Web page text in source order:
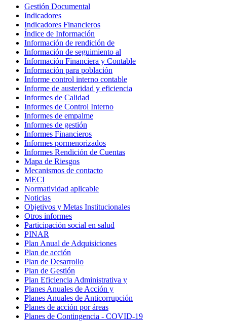
Gestión Documental
Indicadores
Indicadores Financieros
Índice de Información
Información de rendición de
Información de seguimiento al
Información Financiera y Contable
Información para población
Informe control interno contable
Informe de austeridad y eficiencia
Informes de Calidad
Informes de Control Interno
Informes de empalme
Informes de gestión
Informes Financieros
Informes pormenorizados
Informes Rendición de Cuentas
Mapa de Riesgos
Mecanismos de contacto
MECI
Normatividad aplicable
Noticias
Objetivos y Metas Institucionales
Otros informes
Participación social en salud
PINAR
Plan Anual de Adquisiciones
Plan de acción
Plan de Desarrollo
Plan de Gestión
Plan Eficiencia Administrativa y
Planes Anuales de Acción y
Planes Anuales de Anticorrupción
Planes de acción por áreas
Planes de Contingencia - COVID-19